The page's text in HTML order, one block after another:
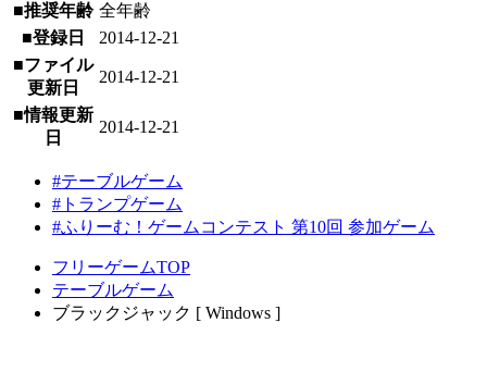
■推奨年齢 全年齢
■登録日
2014-12-21
■ファイル
更新日
2014-12-21
■情報更新
日
2014-12-21
#テーブルゲーム
#トランプゲーム
#ふりーむ！ゲームコンテスト 第10回 参加ゲーム
フリーゲームTOP
テーブルゲーム
ブラックジャック [ Windows ]